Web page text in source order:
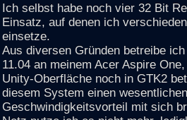
Ich selbst habe noch vier 32 Bit
Einsatz, auf denen ich
einsetze.
Aus diversen Gründen betreibe
11.04 an meinem Acer Aspire
Unity-Oberfläche noch in GTK2
diesem System einen wesentlichen
Geschwindigkeitsvorteil mit sich